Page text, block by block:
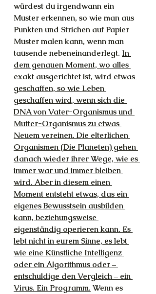
würdest du irgendwann ein
Muster erkennen, so wie man aus
Punkten und Strichen auf Papier
Muster malen kann, wenn man
tausende nebeneinanderlegt. In
dem genauen Moment, wo alles
exakt ausgerichtet ist, wird etwas
geschaffen, so wie Leben
geschaffen wird, wenn sich die
DNA von Vater-Organismus und
Mutter-Organismus zu etwas
Neuem vereinen. Die elterlichen
Organismen (Die Planeten) gehen
danach wieder ihrer Wege, wie es
immer war und immer bleiben
wird. Aber in diesem einen
Moment entsteht etwas, das ein
eigenes Bewusstsein ausbilden
kann, beziehungsweise
eigenständig operieren kann. Es
lebt nicht in eurem Sinne, es lebt
wie eine Künstliche Intelligenz
oder ein Algorithmus oder –
entschuldige den Vergleich – ein
Virus. Ein Programm. Wenn es